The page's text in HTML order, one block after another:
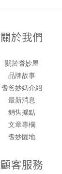
關於我們
關於耆妙屋
品牌故事
耆爸妙媽介紹
最新消息
銷售據點
文章專欄
耆妙園地
顧客服務